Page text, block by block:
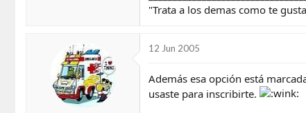
"Trata a los demas como te
12 Jun 2005
Además esa opción está
usaste para inscribirte.